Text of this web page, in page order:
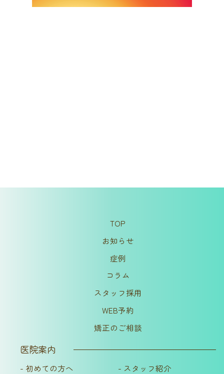
TOP
お知らせ
症例
コラム
スタッフ採用
WEB予約
矯正のご相談
医院案内
- 初めての方へ - スタッフ紹介